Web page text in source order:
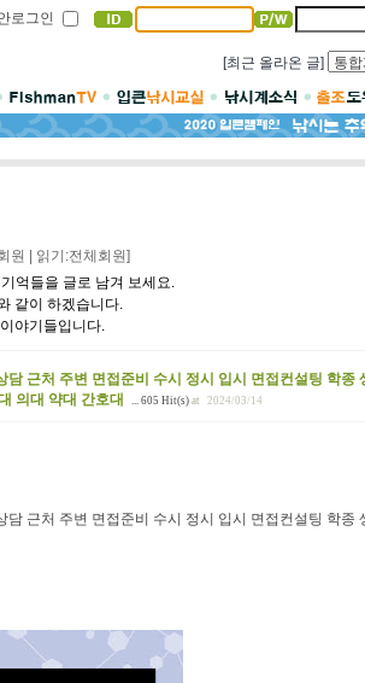
로그인
[최근 올라온 글]
원 | 읽기:전체회원]
억들을 글로 남겨 보세요.
같이 하겠습니다.
야기들입니다.
근처 주변 면접준비 수시 정시 입시 면접컨설팅 학종
의대 약대 간호대
... 605 Hit(s)at 2024/03/14
근처 주변 면접준비 수시 정시 입시 면접컨설팅 학종